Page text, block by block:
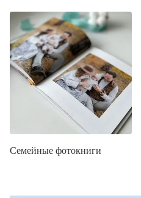
Семейные фотокниги